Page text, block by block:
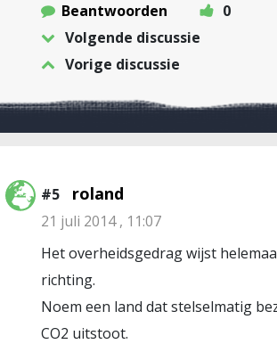
Beantwoorden
0
Volgende discussie
Vorige discussie
#5 roland
21 juli 2014 , 11:07
Het overheidsgedrag wijst
richting.
Noem een land dat stelselmatig
CO2 uitstoot.